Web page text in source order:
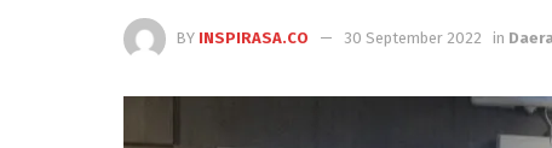
BY INSPIRASA.CO 30 September 2022 in